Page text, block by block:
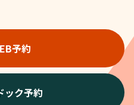
予約
ック予約